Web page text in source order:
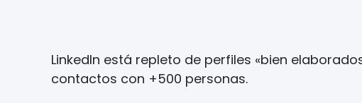
LinkedIn está repleto de perfiles «bien
contactos con +500 personas.